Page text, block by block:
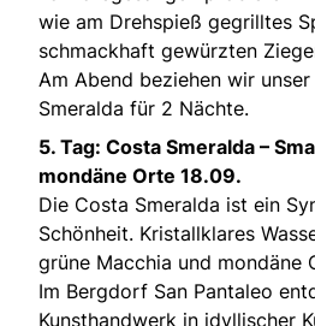
wie am Drehspieß gegrilltes
schmackhaft gewürzten
Am Abend beziehen wir
Smeralda für 2 Nächte.
5. Tag: Costa Smeralda –
mondäne Orte 18.09.
Die Costa Smeralda ist ein
Schönheit. Kristallklares
grüne Macchia und mondäne
Im Bergdorf San Pantaleo
Kunsthandwerk in idyllischer